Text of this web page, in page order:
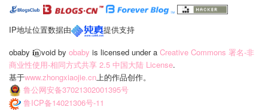
IP地址位置数据由
提供支持
obaby 𝐢‍𝐧⃝ void by obaby is licensed under a Creative Commons 署名-非
商业性使用-相同方式共享 2.5 中国大陆 License.
基于www.zhongxiaojie.cn上的作品创作。
鲁公网安备37021302001395号
鲁ICP备14021306号-11